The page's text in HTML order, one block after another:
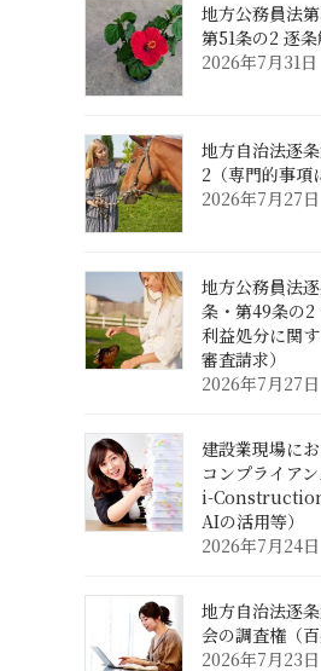
地方公務員法
第51条の2 逐
2026年7月31日
地方自治法逐
2（専門的事項
2026年7月27日
地方公務員法
条・第49条の2
利益処分に関
審査請求）
2026年7月27日
建設業現場に
コンプライア
i-
AIの活用等）
2026年7月24日
地方自治法逐
会の調査権（百
2026年7月23日